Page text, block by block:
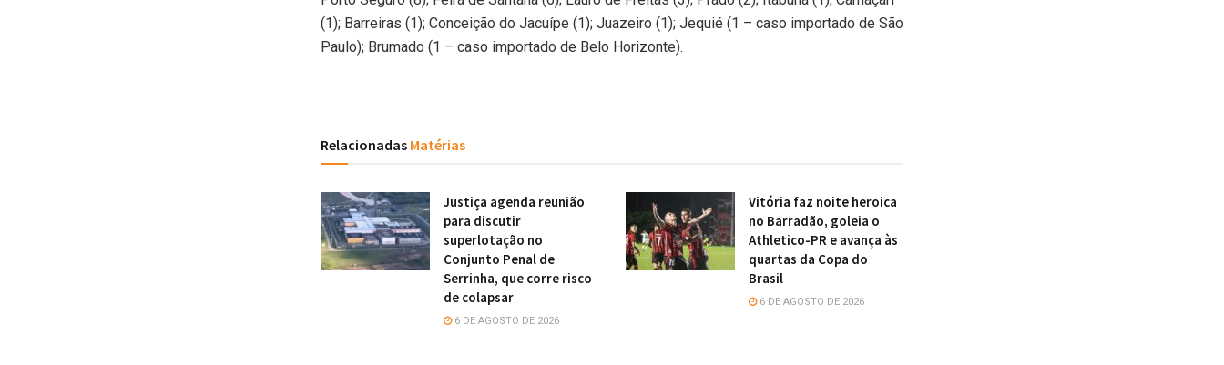
(1); Barreiras (1); Conceição do Jacuípe (1); Juazeiro (1); Jequié (1 – caso importado de São
Paulo); Brumado (1 – caso importado de Belo Horizonte).
Relacionadas Matérias
Justiça agenda reunião
para discutir
superlotação no
Conjunto Penal de
Serrinha, que corre risco
de colapsar
6 DE AGOSTO DE 2026
Vitória faz noite heroica
no Barradão, goleia o
Athletico-PR e avança às
quartas da Copa do
Brasil
6 DE AGOSTO DE 2026